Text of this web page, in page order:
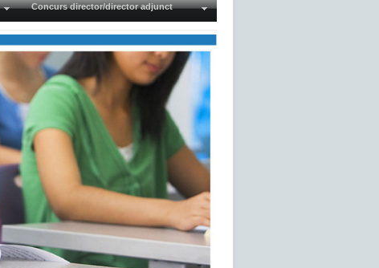
Concurs director/director adjunct